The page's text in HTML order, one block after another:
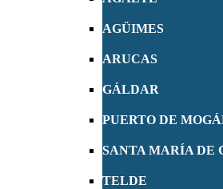
AGÜIMES
ARUCAS
GÁLDAR
PUERTO DE
SANTA MARÍA DE
TELDE